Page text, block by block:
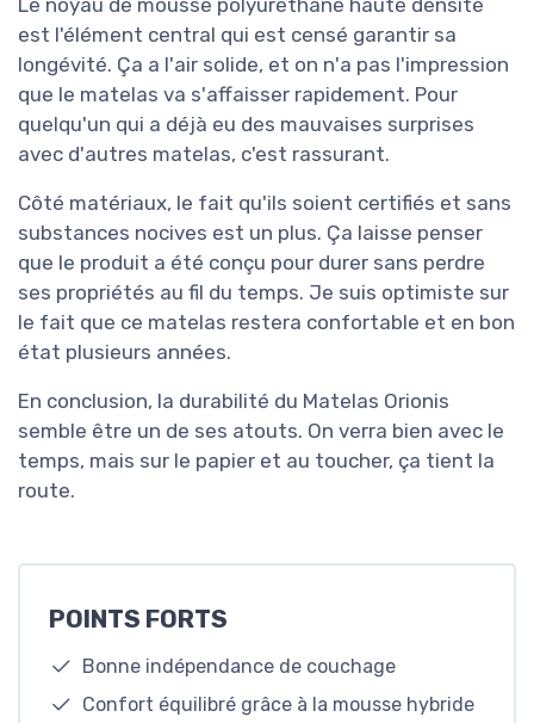
Le noyau de mousse polyuréthane haute densité
est l'élément central qui est censé garantir sa
longévité. Ça a l'air solide, et on n'a pas l'impression
que le matelas va s'affaisser rapidement. Pour
quelqu'un qui a déjà eu des mauvaises surprises
avec d'autres matelas, c'est rassurant.
Côté matériaux, le fait qu'ils soient certifiés et sans
substances nocives est un plus. Ça laisse penser
que le produit a été conçu pour durer sans perdre
ses propriétés au fil du temps. Je suis optimiste sur
le fait que ce matelas restera confortable et en bon
état plusieurs années.
En conclusion, la durabilité du Matelas Orionis
semble être un de ses atouts. On verra bien avec le
temps, mais sur le papier et au toucher, ça tient la
route.
POINTS FORTS
Bonne indépendance de couchage
Confort équilibré grâce à la mousse hybride